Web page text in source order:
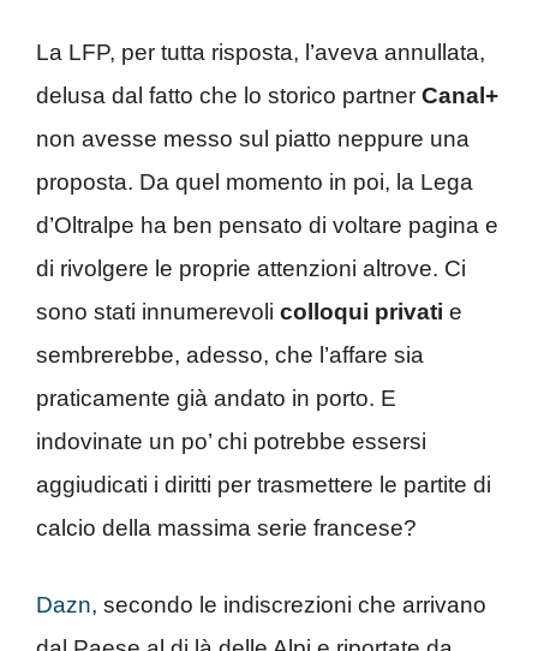
La LFP, per tutta risposta, l’aveva annullata,
delusa dal fatto che lo storico partner Canal+
non avesse messo sul piatto neppure una
proposta. Da quel momento in poi, la Lega
d’Oltralpe ha ben pensato di voltare pagina e
di rivolgere le proprie attenzioni altrove. Ci
sono stati innumerevoli colloqui privati e
sembrerebbe, adesso, che l’affare sia
praticamente già andato in porto. E
indovinate un po’ chi potrebbe essersi
aggiudicati i diritti per trasmettere le partite di
calcio della massima serie francese?
Dazn, secondo le indiscrezioni che arrivano